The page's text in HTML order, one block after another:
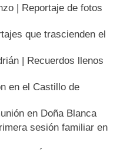
| Reportaje de fotos
que trascienden el
| Recuerdos llenos
en el Castillo de
en Doña Blanca
sesión familiar en